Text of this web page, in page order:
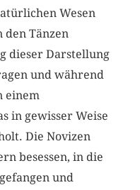
Wesen
Tänzen
dieser Darstellung
und während
einem
in gewisser Weise
Die Novizen
besessen, in die
und